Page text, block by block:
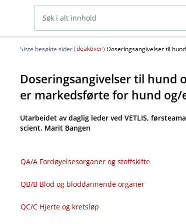
Siste besøkte sider (deaktiver) Doseringsangivelser til
Doseringsangivelser til hund
er markedsførte for hund
Utarbeidet av daglig leder ved VETLIS,
scient. Marit Bangen
QA​/​A Fordøyelsesorganer og stoffskifte
QB​/​B Blod og bloddannende organer
QC​/​C Hjerte og kretsløp